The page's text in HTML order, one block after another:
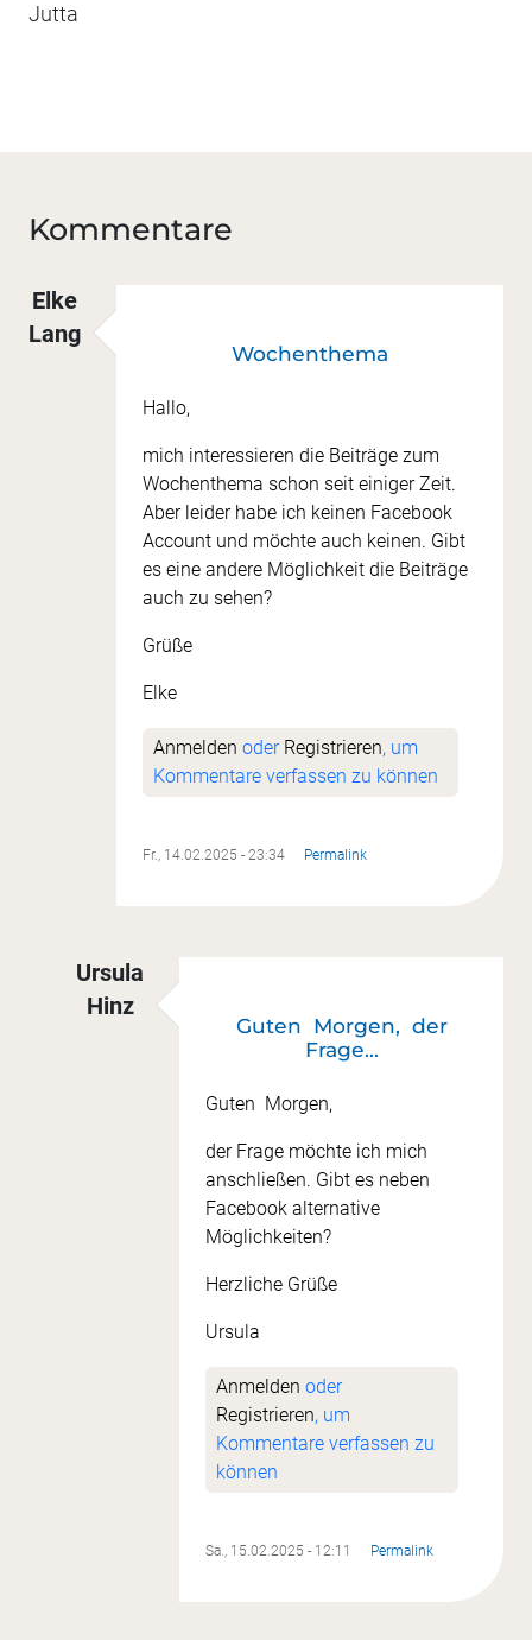
Jutta
Kommentare
Elke
Lang
Wochenthema
Hallo,
mich interessieren die Beiträge zum
Wochenthema schon seit einiger Zeit.
Aber leider habe ich keinen Facebook
Account und möchte auch keinen. Gibt
es eine andere Möglichkeit die Beiträge
auch zu sehen?
Grüße
Elke
Anmelden oder Registrieren, um
Kommentare verfassen zu können
Fr., 14.02.2025 - 23:34 Permalink
Ursula
Hinz
WochenthemavonElke Lang
Guten Morgen, der
Frage…
Guten Morgen,
der Frage möchte ich mich
anschließen. Gibt es neben
Facebook alternative
Möglichkeiten?
Herzliche Grüße
Ursula
Anmelden oder
Registrieren, um
Kommentare verfassen zu
können
Sa., 15.02.2025 - 12:11 Permalink